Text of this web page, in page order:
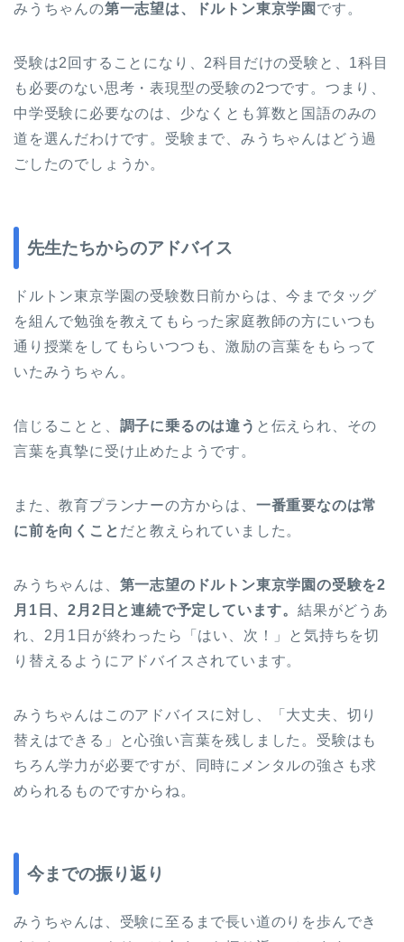
みうちゃんの第一志望は、ドルトン東京学園 です。
受験は2回することになり、2科目だけの受験と、1科目
も必要のない思考・表現型の受験の2つです。つまり、
中学受験に必要なのは、少なくとも算数と国語のみの
道を選んだわけです。受験まで、みうちゃんはどう過
ごしたのでしょうか。
先生たちからのアドバイス
ドルトン東京学園の受験数日前からは、今までタッグ
を組んで勉強を教えてもらった家庭教師の方にいつも
通り授業をしてもらいつつも、激励の言葉をもらって
いたみうちゃん。
信じることと、 調子に乗るのは違う と伝えられ、その
言葉を真摯に受け止めたようです。
また、教育プランナーの方からは、 一番重要なのは常
に前を向くこと だと教えられていました。
みうちゃんは、 第一志望のドルトン東京学園の受験を2
月1日、2月2日と連続で予定しています。 結果がどうあ
れ、2月1日が終わったら「はい、次！」と気持ちを切
り替えるようにアドバイスされています。
みうちゃんはこのアドバイスに対し、「大丈夫、切り
替えはできる」と心強い言葉を残しました。受験はも
ちろん学力が必要ですが、同時にメンタルの強さも求
められるものですからね。
今までの振り返り
みうちゃんは、受験に至るまで長い道のりを歩んでき